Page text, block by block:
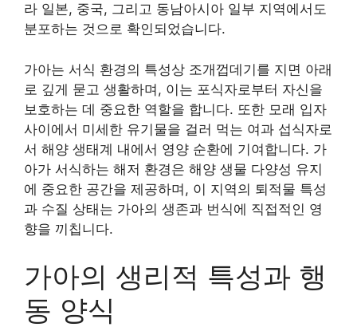
라 일본, 중국, 그리고 동남아시아 일부 지역에서도
분포하는 것으로 확인되었습니다.
가아는 서식 환경의 특성상 조개껍데기를 지면 아래
로 깊게 묻고 생활하며, 이는 포식자로부터 자신을
보호하는 데 중요한 역할을 합니다. 또한 모래 입자
사이에서 미세한 유기물을 걸러 먹는 여과 섭식자로
서 해양 생태계 내에서 영양 순환에 기여합니다. 가
아가 서식하는 해저 환경은 해양 생물 다양성 유지
에 중요한 공간을 제공하며, 이 지역의 퇴적물 특성
과 수질 상태는 가아의 생존과 번식에 직접적인 영
향을 끼칩니다.
가아의 생리적 특성과 행
동 양식